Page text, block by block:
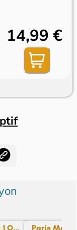
14,99 €
O... Paris